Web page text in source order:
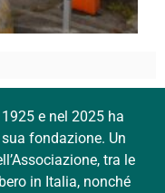
e nel 2025 ha
fondazione. Un
tra le
in Italia, nonché